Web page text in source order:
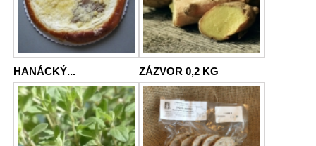
HANÁCKÝ... ZÁZVOR 0,2 KG